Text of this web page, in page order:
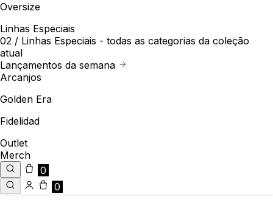
Oversize
Linhas Especiais
02 / Linhas Especiais - todas as categorias da coleção
atual
Lançamentos da semana
Arcanjos
Golden Era
Fidelidad
Outlet
Merch
0
0